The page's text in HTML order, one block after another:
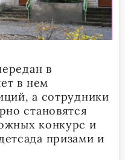
в
в нем
а сотрудники
становятся
конкурс и
призами и